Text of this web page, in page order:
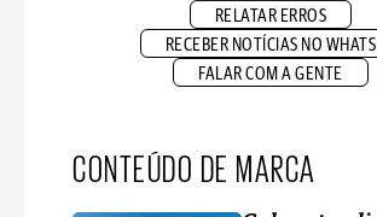
RELATAR ERROS
RECEBER NOTÍCIAS NO WHATS
FALAR COM A GENTE
CONTEÚDO DE MARCA